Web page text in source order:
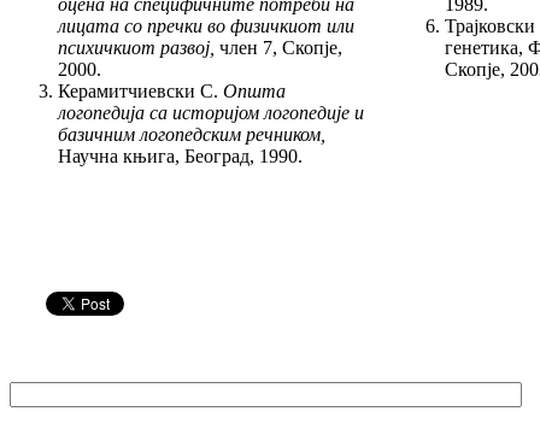
оцена на специфичните потреби на
лицата со пречки во физичкиот или
психичкиот развој, член 7, Скопје,
2000.
Керамитчиевски С. Општа
логопедија са историјом логопедије и
базичним логопедским речником,
Научна књига, Београд, 1990.
1989.
генетика,
Скопје,